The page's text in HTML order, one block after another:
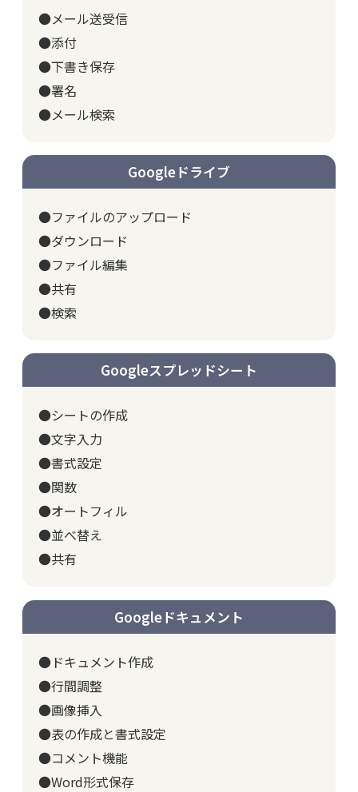
●メール送受信
●添付
●下書き保存
●署名
●メール検索
Googleドライブ
●ファイルのアップロード
●ダウンロード
●ファイル編集
●共有
●検索
Googleスプレッドシート
●シートの作成
●文字入力
●書式設定
●関数
●オートフィル
●並べ替え
●共有
Googleドキュメント
●ドキュメント作成
●行間調整
●画像挿入
●表の作成と書式設定
●コメント機能
●Word形式保存